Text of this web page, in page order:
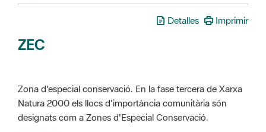
Detalles Imprimir
ZEC
Zona d'especial conservació. En la fase tercera de Xarxa
Natura 2000 els llocs d'importància comunitària són
designats com a Zones d'Especial Conservació.